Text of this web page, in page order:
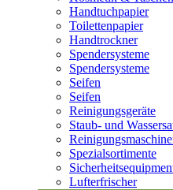
Handtuchpapier
Toilettenpapier
Handtrockner
Spendersysteme
Spendersysteme
Seifen
Seifen
Reinigungsgeräte
Staub- und
Spezialsortimente
Lufterfrischer